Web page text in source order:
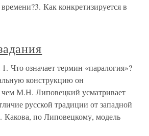
Как конкретизируется в
Что означает термин «паралогия»?
конструкцию он
М.Н. Липовецкий усматривает
русской традиции от западной
Какова, по Липовецкому, модель